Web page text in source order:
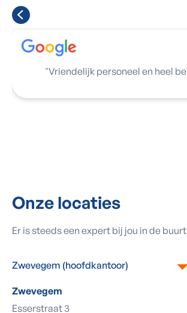
"Vriendelijk personeel en heel
Onze locaties
Er is steeds een expert bij jou in de
Zwevegem (hoofdkantoor)
Zwevegem
Esserstraat 3